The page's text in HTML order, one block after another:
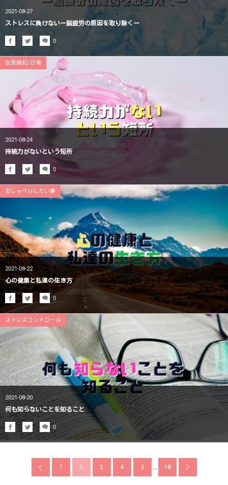
2021-08-27
ストレスに負けないー脳疲労の原因を取り除くー
0
女医雑記/日常
2021-08-24
持続力がないという短所
0
おしゃべりしたい事
2021-08-22
心の健康と私達の生き方
0
ストレスコントロール
2021-08-20
何も知らないことを知ること
0
1 2 3 4 5 ... 18